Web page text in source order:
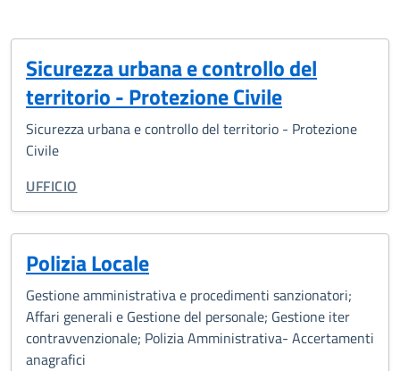
Sicurezza urbana e controllo del
territorio - Protezione Civile
Sicurezza urbana e controllo del territorio - Protezione
Civile
TIPO DI ORGANIZZAZIONE:
UFFICIO
Polizia Locale
Gestione amministrativa e procedimenti sanzionatori;
Affari generali e Gestione del personale; Gestione iter
contravvenzionale; Polizia Amministrativa- Accertamenti
anagrafici